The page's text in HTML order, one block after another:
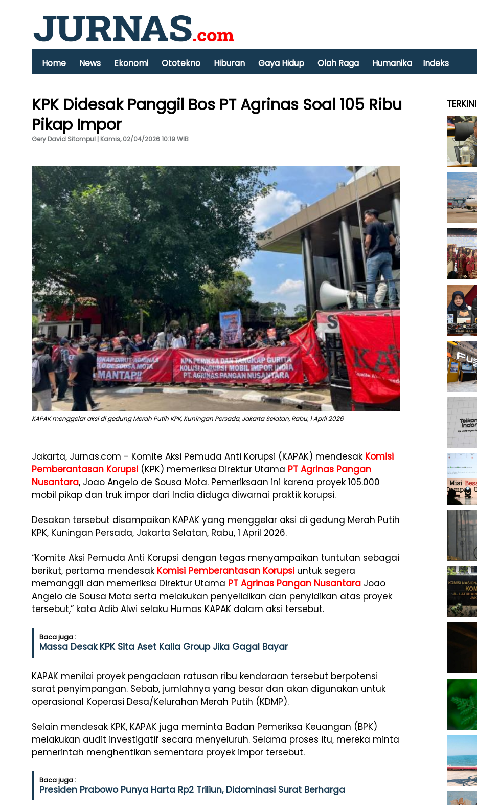
Home News Ekonomi Ototekno Hiburan Gaya Hidup Olah Raga Humanika Indeks
KPK Didesak Panggil Bos PT Agrinas Soal 105 Ribu
Pikap Impor
Gery David Sitompul | Kamis, 02/04/2026 10:19 WIB
KAPAK menggelar aksi di gedung Merah Putih KPK, Kuningan Persada, Jakarta Selatan, Rabu, 1 April 2026
Jakarta, Jurnas.com - Komite Aksi Pemuda Anti Korupsi (KAPAK) mendesak Komisi
Pemberantasan Korupsi (KPK) memeriksa Direktur Utama PT Agrinas Pangan
Nusantara, Joao Angelo de Sousa Mota. Pemeriksaan ini karena proyek 105.000
mobil pikap dan truk impor dari India diduga diwarnai praktik korupsi.
Desakan tersebut disampaikan KAPAK yang menggelar aksi di gedung Merah Putih
KPK, Kuningan Persada, Jakarta Selatan, Rabu, 1 April 2026.
“Komite Aksi Pemuda Anti Korupsi dengan tegas menyampaikan tuntutan sebagai
berikut, pertama mendesak Komisi Pemberantasan Korupsi untuk segera
memanggil dan memeriksa Direktur Utama PT Agrinas Pangan Nusantara Joao
Angelo de Sousa Mota serta melakukan penyelidikan dan penyidikan atas proyek
tersebut,” kata Adib Alwi selaku Humas KAPAK dalam aksi tersebut.
Baca juga :
Massa Desak KPK Sita Aset Kalla Group Jika Gagal Bayar
KAPAK menilai proyek pengadaan ratusan ribu kendaraan tersebut berpotensi
sarat penyimpangan. Sebab, jumlahnya yang besar dan akan digunakan untuk
operasional Koperasi Desa/Kelurahan Merah Putih (KDMP).
Selain mendesak KPK, KAPAK juga meminta Badan Pemeriksa Keuangan (BPK)
melakukan audit investigatif secara menyeluruh. Selama proses itu, mereka minta
pemerintah menghentikan sementara proyek impor tersebut.
Baca juga :
Presiden Prabowo Punya Harta Rp2 Triliun, Didominasi Surat Berharga
TERKINI